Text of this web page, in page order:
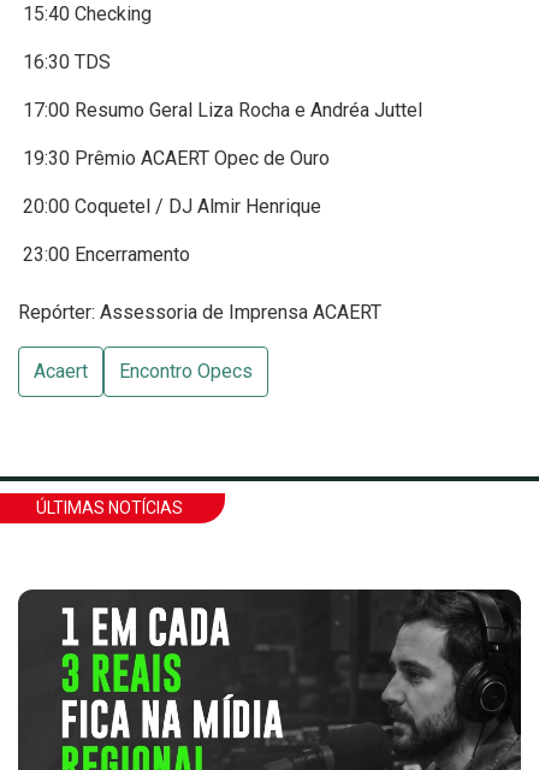
15:40 Checking
16:30 TDS
17:00 Resumo Geral Liza Rocha e Andréa Juttel
19:30 Prêmio ACAERT Opec de Ouro
20:00 Coquetel / DJ Almir Henrique
23:00 Encerramento
Repórter: Assessoria de Imprensa ACAERT
Acaert Encontro Opecs
ÚLTIMAS NOTÍCIAS